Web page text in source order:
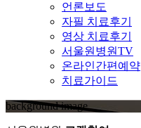
언론보도
자필 치료후기
영상 치료후기
서울원병원TV
온라인간편예약
치료가이드
background image